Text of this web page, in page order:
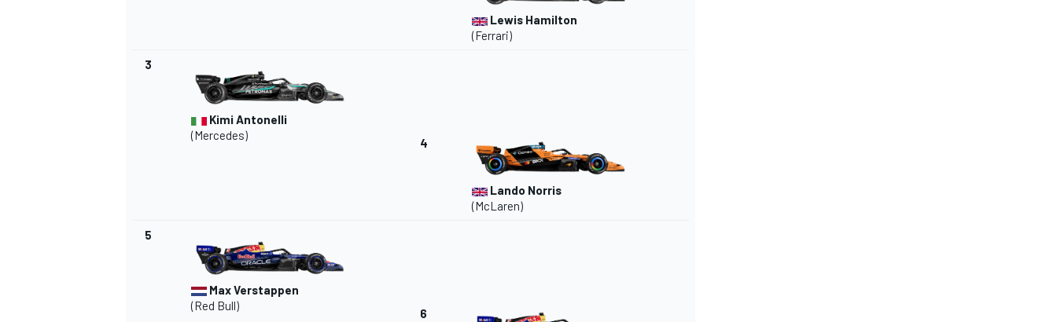
Lewis Hamilton
(Ferrari)
3
Kimi Antonelli
(Mercedes)
4
Lando Norris
(McLaren)
5
Max Verstappen
(Red Bull)
6